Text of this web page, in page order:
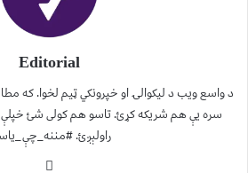
Editorial
د واسع ویب د لیکوالۍ او خپرونکي ټیم لخوا. که
سره یې هم شریکه کړئ. تاسو هم کولی شئ خپلې
راولېږئ.